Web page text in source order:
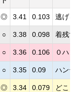
◎ 3.41 0.103 逃げ
○ 3.38 0.098 着残
○ 3.36 0.106 ０ハ
○ 3.35 0.09 ハン
◎ 3.34 0.079 どこ